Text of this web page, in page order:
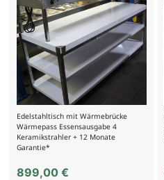
Edelstahltisch mit Wärmebrücke
Wärmepass Essensausgabe 4
Keramikstrahler + 12 Monate
Garantie*
899,00 €